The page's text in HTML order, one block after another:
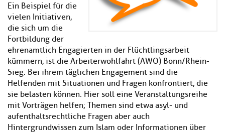
Ein Beispiel für die
vielen Initiativen,
die sich um die
Fortbildung der
ehrenamtlich Engagierten in der Flüchtlingsarbeit
kümmern, ist die Arbeiterwohlfahrt (AWO) Bonn/Rhein-
Sieg. Bei ihrem täglichen Engagement sind die
Helfenden mit Situationen und Fragen konfrontiert, die
sie belasten können. Hier soll eine Veranstaltungsreihe
mit Vorträgen helfen; Themen sind etwa asyl- und
aufenthaltsrechtliche Fragen aber auch
Hintergrundwissen zum Islam oder Informationen über